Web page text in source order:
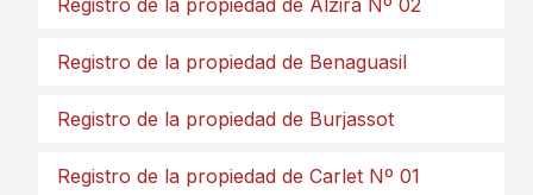
Registro de la propiedad de Alzira Nº 02
Registro de la propiedad de Benaguasil
Registro de la propiedad de Burjassot
Registro de la propiedad de Carlet Nº 01